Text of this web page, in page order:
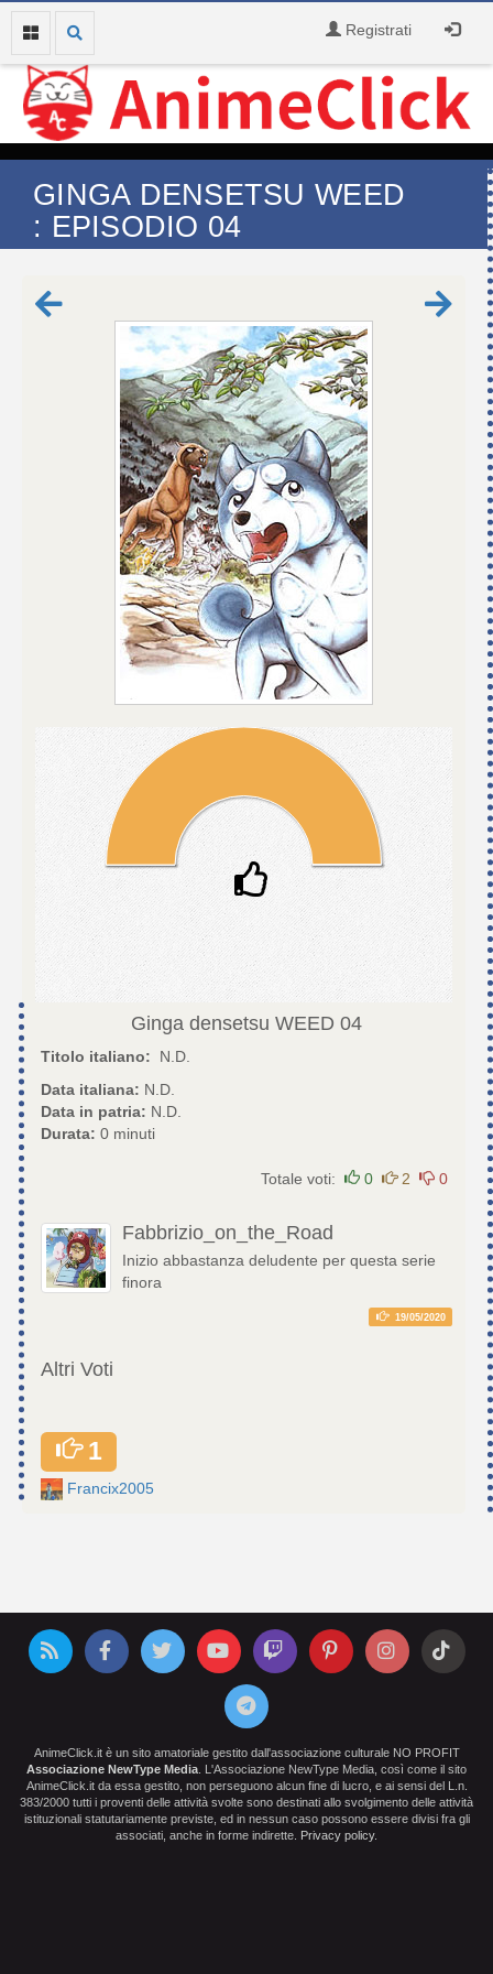
Registrati
GINGA DENSETSU WEED
: EPISODIO 04
Ginga densetsu WEED 04
Titolo italiano:
N.D.
Data italiana: N.D.
Data in patria: N.D.
Durata: 0 minuti
Totale voti: 0 2 0
Fabbrizio_on_the_Road
Inizio abbastanza deludente per questa serie
finora
19/05/2020
Altri Voti
1
Francix2005
AnimeClick.it è un sito amatoriale gestito dall'associazione culturale NO PROFIT
Associazione NewType Media . L'Associazione NewType Media, così come il sito
AnimeClick.it da essa gestito, non perseguono alcun fine di lucro, e ai sensi del L.n.
383/2000 tutti i proventi delle attività svolte sono destinati allo svolgimento delle attività
istituzionali statutariamente previste, ed in nessun caso possono essere divisi fra gli
associati, anche in forme indirette. Privacy policy.